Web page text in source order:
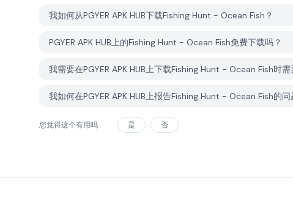
我如何从PGYER APK HUB下载Fishing Hunt - Ocean Fish？
PGYER APK HUB上的Fishing Hunt - Ocean Fish免费下载吗？
我需要在PGYER APK HUB上下载Fishing Hunt - Ocean Fish时需
我如何在PGYER APK HUB上报告Fishing Hunt - Ocean Fish的问
您觉得这个有用吗 是 否